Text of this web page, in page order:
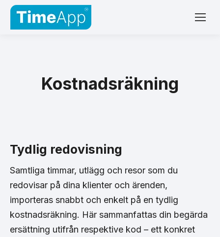
Kostnadsräkning
Tydlig redovisning
Samtliga timmar, utlägg och resor som du
redovisar på dina klienter och ärenden,
importeras snabbt och enkelt på en tydlig
kostnadsräkning. Här sammanfattas din begärda
ersättning utifrån respektive kod – ett konkret